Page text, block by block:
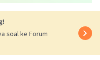
soal ke Forum